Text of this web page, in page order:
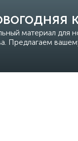
материал для
Предлагаем